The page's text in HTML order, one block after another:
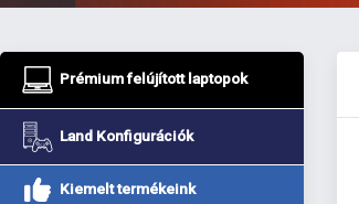
Prémium felújított laptopok
Land Konfigurációk
Kiemelt termékeink